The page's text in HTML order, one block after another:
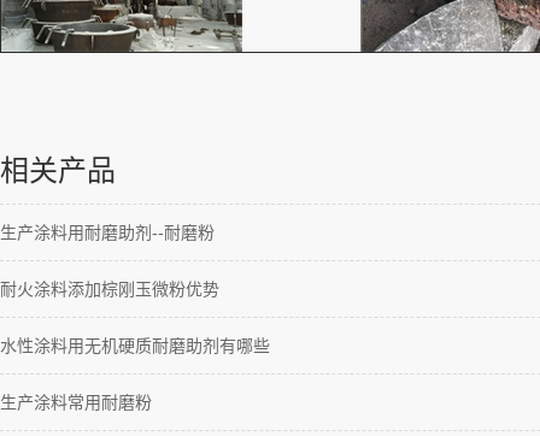
相关产品
生产涂料用耐磨助剂--耐磨粉
耐火涂料添加棕刚玉微粉优势
水性涂料用无机硬质耐磨助剂有哪些
生产涂料常用耐磨粉